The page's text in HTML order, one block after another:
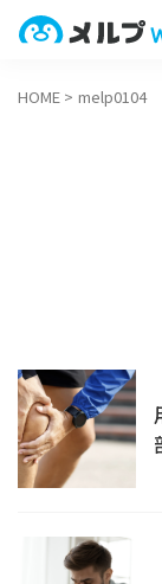
ホーム
療養計画書
導入事例
問診百科
HOME > melp0104